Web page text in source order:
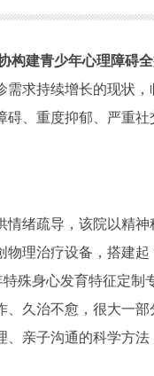
构建青少年心理障碍
需求持续增长的现状
、重度抑郁、严重
情绪疏导，该院以精
物理治疗设备，搭
殊身心发育特征定制
、久治不愈，很大一
亲子沟通的科学方